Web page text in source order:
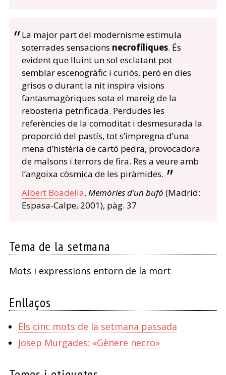
La major part del modernisme estimula
soterrades sensacions necrofíliques. És
evident que lluint un sol esclatant pot
semblar escenogràfic i curiós, però en dies
grisos o durant la nit inspira visions
fantasmagòriques sota el mareig de la
rebosteria petrificada. Perdudes les
referències de la comoditat i desmesurada la
proporció del pastís, tot s’impregna d’una
mena d’histèria de cartó pedra, provocadora
de malsons i terrors de fira. Res a veure amb
l’angoixa còsmica de les piràmides.
Albert Boadella, Memòries d’un bufó (Madrid:
Espasa-Calpe, 2001), pàg. 37
Tema de la setmana
Mots i expressions entorn de la mort
Enllaços
Els cinc mots de la setmana passada
Josep Murgades: «Gènere necro»